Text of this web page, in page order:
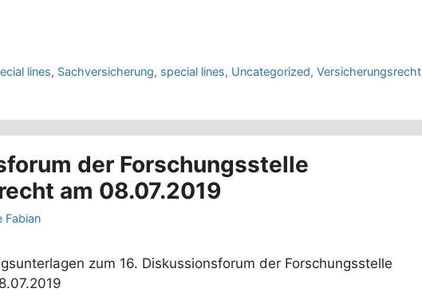
lines, Sachversicherung, special lines, Uncategorized,Versicherungsrecht
der Forschungsstelle
am 08.07.2019
Fabian
zum 16. Diskussionsforum der Forschungsstelle